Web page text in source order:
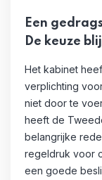
Een
De keuze
Het kabinet
verplichting
niet door te
heeft de
belangrijke
regeldruk voor
een goede